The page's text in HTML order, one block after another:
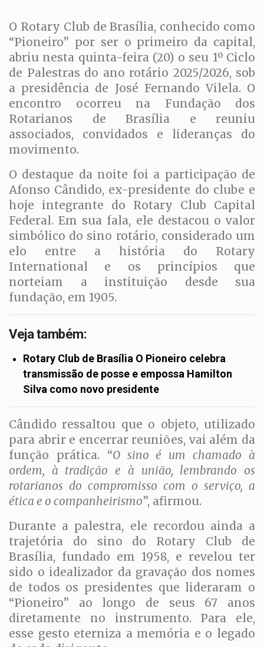
O Rotary Club de Brasília, conhecido como
“Pioneiro” por ser o primeiro da capital,
abriu nesta quinta-feira (20) o seu 1º Ciclo
de Palestras do ano rotário 2025/2026, sob
a presidência de José Fernando Vilela. O
encontro ocorreu na Fundação dos
Rotarianos de Brasília e reuniu
associados, convidados e lideranças do
movimento.
O destaque da noite foi a participação de
Afonso Cândido, ex-presidente do clube e
hoje integrante do Rotary Club Capital
Federal. Em sua fala, ele destacou o valor
simbólico do sino rotário, considerado um
elo entre a história do Rotary
International e os princípios que
norteiam a instituição desde sua
fundação, em 1905.
Veja também:
Rotary Club de Brasília O Pioneiro celebra
transmissão de posse e empossa Hamilton
Silva como novo presidente
Cândido ressaltou que o objeto, utilizado
para abrir e encerrar reuniões, vai além da
função prática. “O sino é um chamado à
ordem, à tradição e à união, lembrando os
rotarianos do compromisso com o serviço, a
ética e o companheirismo”, afirmou.
Durante a palestra, ele recordou ainda a
trajetória do sino do Rotary Club de
Brasília, fundado em 1958, e revelou ter
sido o idealizador da gravação dos nomes
de todos os presidentes que lideraram o
“Pioneiro” ao longo de seus 67 anos
diretamente no instrumento. Para ele,
esse gesto eterniza a memória e o legado